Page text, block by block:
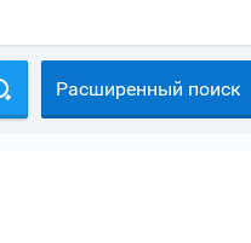
Расширенный поиск